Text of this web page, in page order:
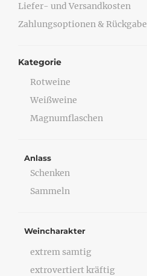
Liefer- und Versandkosten
Zahlungsoptionen & Rückgabe
Kategorie
Rotweine
Weißweine
Magnumflaschen
Anlass
Schenken
Sammeln
Weincharakter
extrem samtig
extrovertiert kräftig